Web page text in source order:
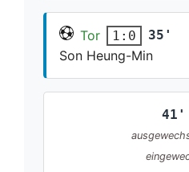
Tor 1:0 35'
Son Heung-Min
41'